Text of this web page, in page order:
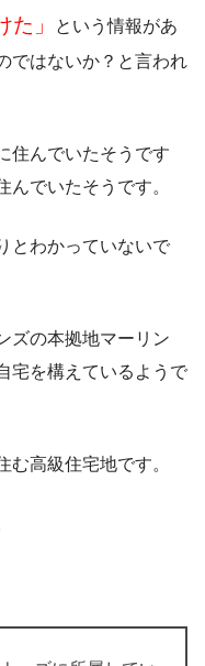
た」
という情報があ
ではないか？と言われ
住んでいたそうです
んでいたそうです。
とわかっていないで
ズの本拠地マーリン
宅を構えているようで
む高級住宅地です。